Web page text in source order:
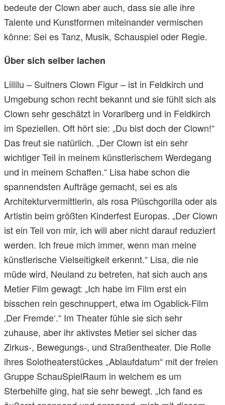
bedeute der Clown aber auch, dass sie alle ihre
Talente und Kunstformen miteinander vermischen
könne: Sei es Tanz, Musik, Schauspiel oder Regie.
Über sich selber lachen
Liililu – Suitners Clown Figur – ist in Feldkirch und
Umgebung schon recht bekannt und sie fühlt sich als
Clown sehr geschätzt in Vorarlberg und in Feldkirch
im Speziellen. Oft hört sie: „Du bist doch der Clown!“
Das freut sie natürlich. „Der Clown ist ein sehr
wichtiger Teil in meinem künstlerischem Werdegang
und in meinem Schaffen.“ Lisa habe schon die
spannendsten Aufträge gemacht, sei es als
Architekturvermittlerin, als rosa Plüschgorilla oder als
Artistin beim größten Kinderfest Europas. „Der Clown
ist ein Teil von mir, ich will aber nicht darauf reduziert
werden. Ich freue mich immer, wenn man meine
künstlerische Vielseitigkeit erkennt.“ Lisa, die nie
müde wird, Neuland zu betreten, hat sich auch ans
Metier Film gewagt: „Ich habe im Film erst ein
bisschen rein geschnuppert, etwa im Ogablick-Film
‚Der Fremde‘.“ Im Theater fühle sie sich sehr
zuhause, aber ihr aktivstes Metier sei sicher das
Zirkus-, Bewegungs-, und Straßentheater. Die Rolle
ihres Solotheaterstückes „Ablaufdatum“ mit der freien
Gruppe SchauSpielRaum in welchem es um
Sterbehilfe ging, hat sie sehr bewegt. „Ich fand es